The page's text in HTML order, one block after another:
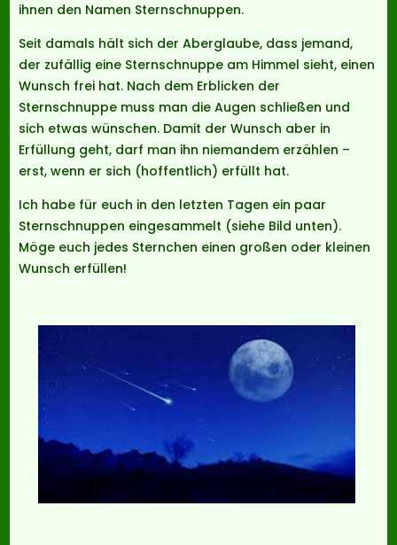
ihnen den Namen Sternschnuppen.
Seit damals hält sich der Aberglaube, dass jemand,
der zufällig eine Sternschnuppe am Himmel sieht, einen
Wunsch frei hat. Nach dem Erblicken der
Sternschnuppe muss man die Augen schließen und
sich etwas wünschen. Damit der Wunsch aber in
Erfüllung geht, darf man ihn niemandem erzählen –
erst, wenn er sich (hoffentlich) erfüllt hat.
Ich habe für euch in den letzten Tagen ein paar
Sternschnuppen eingesammelt (siehe Bild unten).
Möge euch jedes Sternchen einen großen oder kleinen
Wunsch erfüllen!